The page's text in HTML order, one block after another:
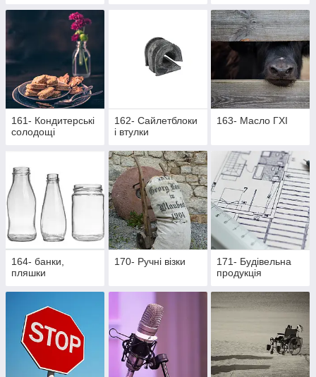
161- Кондитерські
солодощі
162- Cайлетблоки
і втулки
163- Масло ГХІ
164- банки,
пляшки
170- Ручні візки
171- Будівельна
продукція